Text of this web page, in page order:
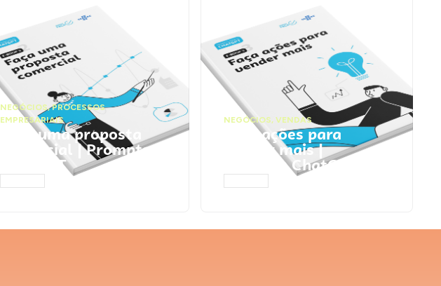
NEGÓCIOS,PROCESSOS
EMPRESARIAIS
Faça uma proposta
comercial | Prompts
ChatGPT
NEGÓCIOS, VENDAS
Faça ações para
vender mais |
Prompts ChatGPT